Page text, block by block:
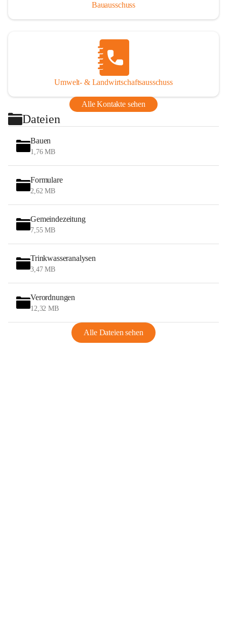
Bauausschuss
Umwelt- & Landwirtschaftsausschuss
Alle Kontakte sehen
Dateien
Bauen
1,76 MB
Formulare
2,62 MB
Gemeindezeitung
7,55 MB
Trinkwasseranalysen
3,47 MB
Verordnungen
12,32 MB
Alle Dateien sehen